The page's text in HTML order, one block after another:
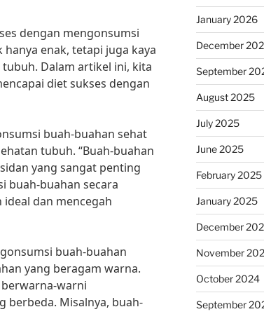
dengan mengonsumsi
enak, tetapi juga kaya
Dalam artikel ini, kita
diet sukses dengan
buah-buahan sehat
tubuh. “Buah-buahan
yang sangat penting
buah-buahan secara
dan mencegah
buah-buahan
yang beragam warna.
warni
berbeda. Misalnya, buah-
January 2026
December
September
August 2025
July 2025
June 2025
February 2025
January 2025
December
November
October 2024
September